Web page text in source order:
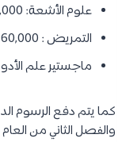
علوم الأشعة: 55,000 ريال سعودي سنويًا.
التمريض : 60,000 ريال سعودي سنويًا.
ماجستير علم الأدوية والسموم:
كما يتم دفع الرسوم
والفصل الثاني من